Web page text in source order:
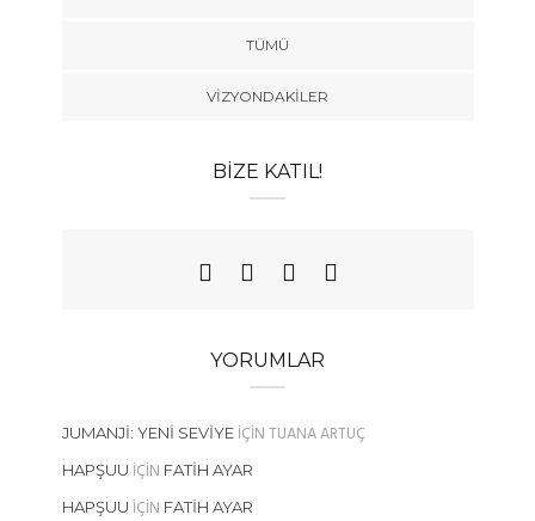
TÜMÜ
VIZYONDAKILER
BIZE KATIL!
YORUMLAR
JUMANJI: YENI SEVIYEIÇINTUANA ARTUÇ
HAPŞUU IÇIN FATIH AYAR
HAPŞUU IÇIN FATIH AYAR